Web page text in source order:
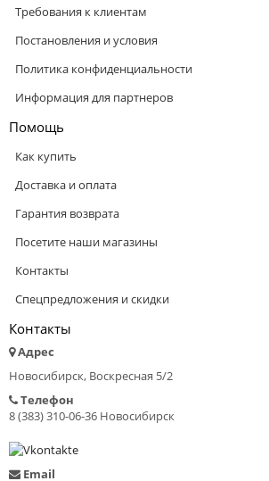
Требования к клиентам
Постановления и условия
Политика конфиденциальности
Информация для партнеров
Помощь
Как купить
Доставка и оплата
Гарантия возврата
Посетите наши магазины
Контакты
Спецпредложения и скидки
Контакты
Адрес
Новосибирск, Воскресная 5/2
Телефон
8 (383) 310-06-36 Новосибирск
Email